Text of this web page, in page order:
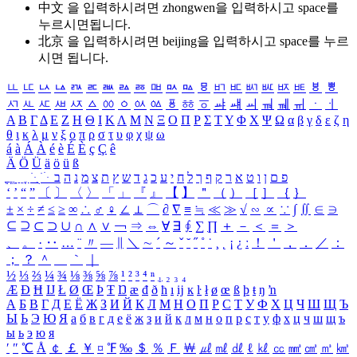
中文 을 입력하시려면 zhongwen을 입력하시고 space를
누르시면됩니다.
北京 을 입력하시려면 beijing을 입력하시고 space를 누르
시면 됩니다.
ㅥ ㅦ ㅧ ㅨ ㅩ ㅪ ㅫ ㅬ ㅭ ㅮ ㅯ ㅰ ㅱ ㅲ ㅳ ㅴ ㅵ ㅶ ㅷ ㅸ
ㅹ
ㅺ ㅻ ㅼ ㅽ ㅾ ㅿ ㆀ ㆁ ㆂ ㆃ ㆄ ㆅ ㆆ ㆇ ㆈ ㆉ ㆊ ㆋ ㆌ ㆍ
ㆎ
Α Β ΓΔ Ε Ζ Η Θ Ι ΚΛ Μ Ν Ξ Ο Π Ρ Σ ΤΥ Φ Χ Ψ Ω α β γ δ ε ζ η
θ ι κ λ μ ν ξ ο π ρ σ τ υ φ χ ψ ω
á à Á À é è É È ç Ç ê
Ä Ö Ü ä ö ü ß
ִֶֹ ֻּ ׁׂ פ ם ן ו ט א ר ק ף ך ל ח י ע כ ג ד ש ץ ת צ מ נ ה ב
‘ ’ “ ” 〔 〕 〈 〉 「 」 『 』 【 】 ＂ （ ） ［ ］ ｛ ｝
± × ÷ ≠ ≤ ≥ ∞ ∴ ♂ ♀ ∠ ⊥ ⌒ ∂ ∇ ≡ ≒ ≪ ≫ √ ∽ ∝ ∵ ∫ ∬ ∈ ∋
⊆ ⊇ ⊂ ⊃ ∪ ∩ ∧ ∨ ￢ ⇒ ⇔ ∀ ∃ ∮ ∑ ∏ ＋ － ＜ ＝
＞
、
。 · ‥ … ¨ 〃 ― ＼ ∼ ´ ～ ˇ ˘ ˝ ˚ ˙ ¸ ¡ ¿ ː ！ ＇ ， ． ／
：
；
？ ＾ ｀
½ ⅓ ⅔ ¼ ¾ ⅛ ⅜ ⅝ ⅞ ¹ ² ³ ⁴ ⁿ ₁ ₂ ₃ ₄
Æ Ð Ħ Ĳ Ł Ø Œ Þ Ŧ Ŋ æ đ ð ħ ı ĳ ĸ ŀ ł ø œ ß þ ŧ ŋ ŉ
А Б В Г Д Е Ё Ж З И Й К Л М Н О П Р С Т У Ф Х Ц Ч Ш Щ Ъ
Ы Ь Э Ю Я а б в г д е ё ж з и й к л м н о п р с т у ф х ц ч ш щ ъ
ы ь э ю я
′ ″ ℃ Å ￠ ￡ ￥ ¤ ℉ ‰ ＄ ％ Ｆ ￦ ㎕ ㎖ ㎗ ℓ ㎘ ㏄ ㎣ ㎤ ㎥ ㎦